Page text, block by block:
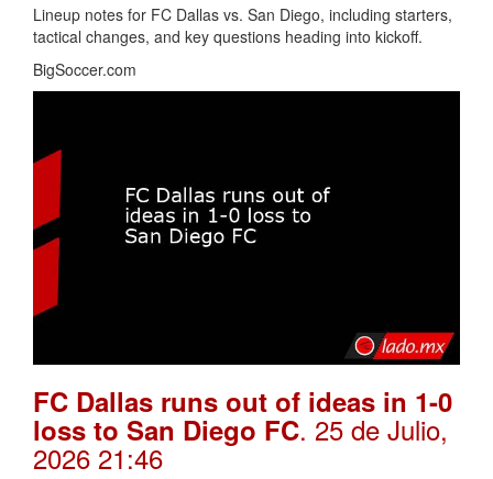
Lineup notes for FC Dallas vs. San Diego, including starters,
tactical changes, and key questions heading into kickoff.
BigSoccer.com
FC Dallas runs out of ideas in 1-0
loss to San Diego FC. 25 de Julio,
2026 21:46